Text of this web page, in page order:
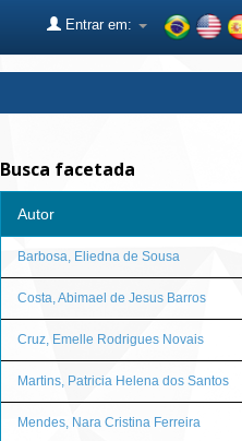
Entrar em:
Busca facetada
Autor
Barbosa, Eliedna de Sousa
Costa, Abimael de Jesus Barros
Cruz, Emelle Rodrigues Novais
Martins, Patricia Helena dos Santos
Mendes, Nara Cristina Ferreira